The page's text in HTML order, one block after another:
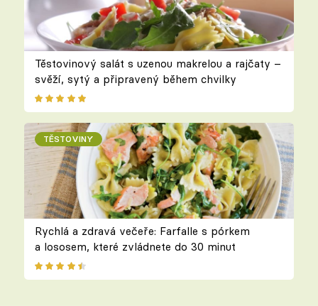
Těstovinový salát s uzenou makrelou a rajčaty –
svěží, sytý a připravený během chvilky
TĚSTOVINY
Rychlá a zdravá večeře: Farfalle s pórkem
a lososem, které zvládnete do 30 minut